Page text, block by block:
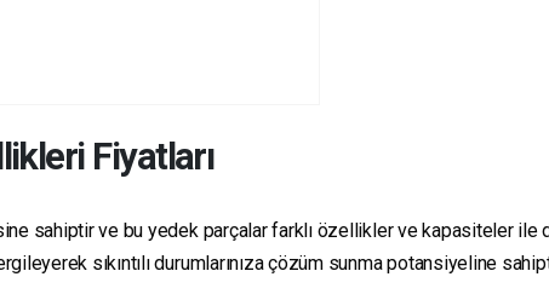
Fiyatları
sahiptir ve bu yedek parçalar farklı özellikler ve kapasiteler ile
sıkıntılı durumlarınıza çözüm sunma potansiyeline